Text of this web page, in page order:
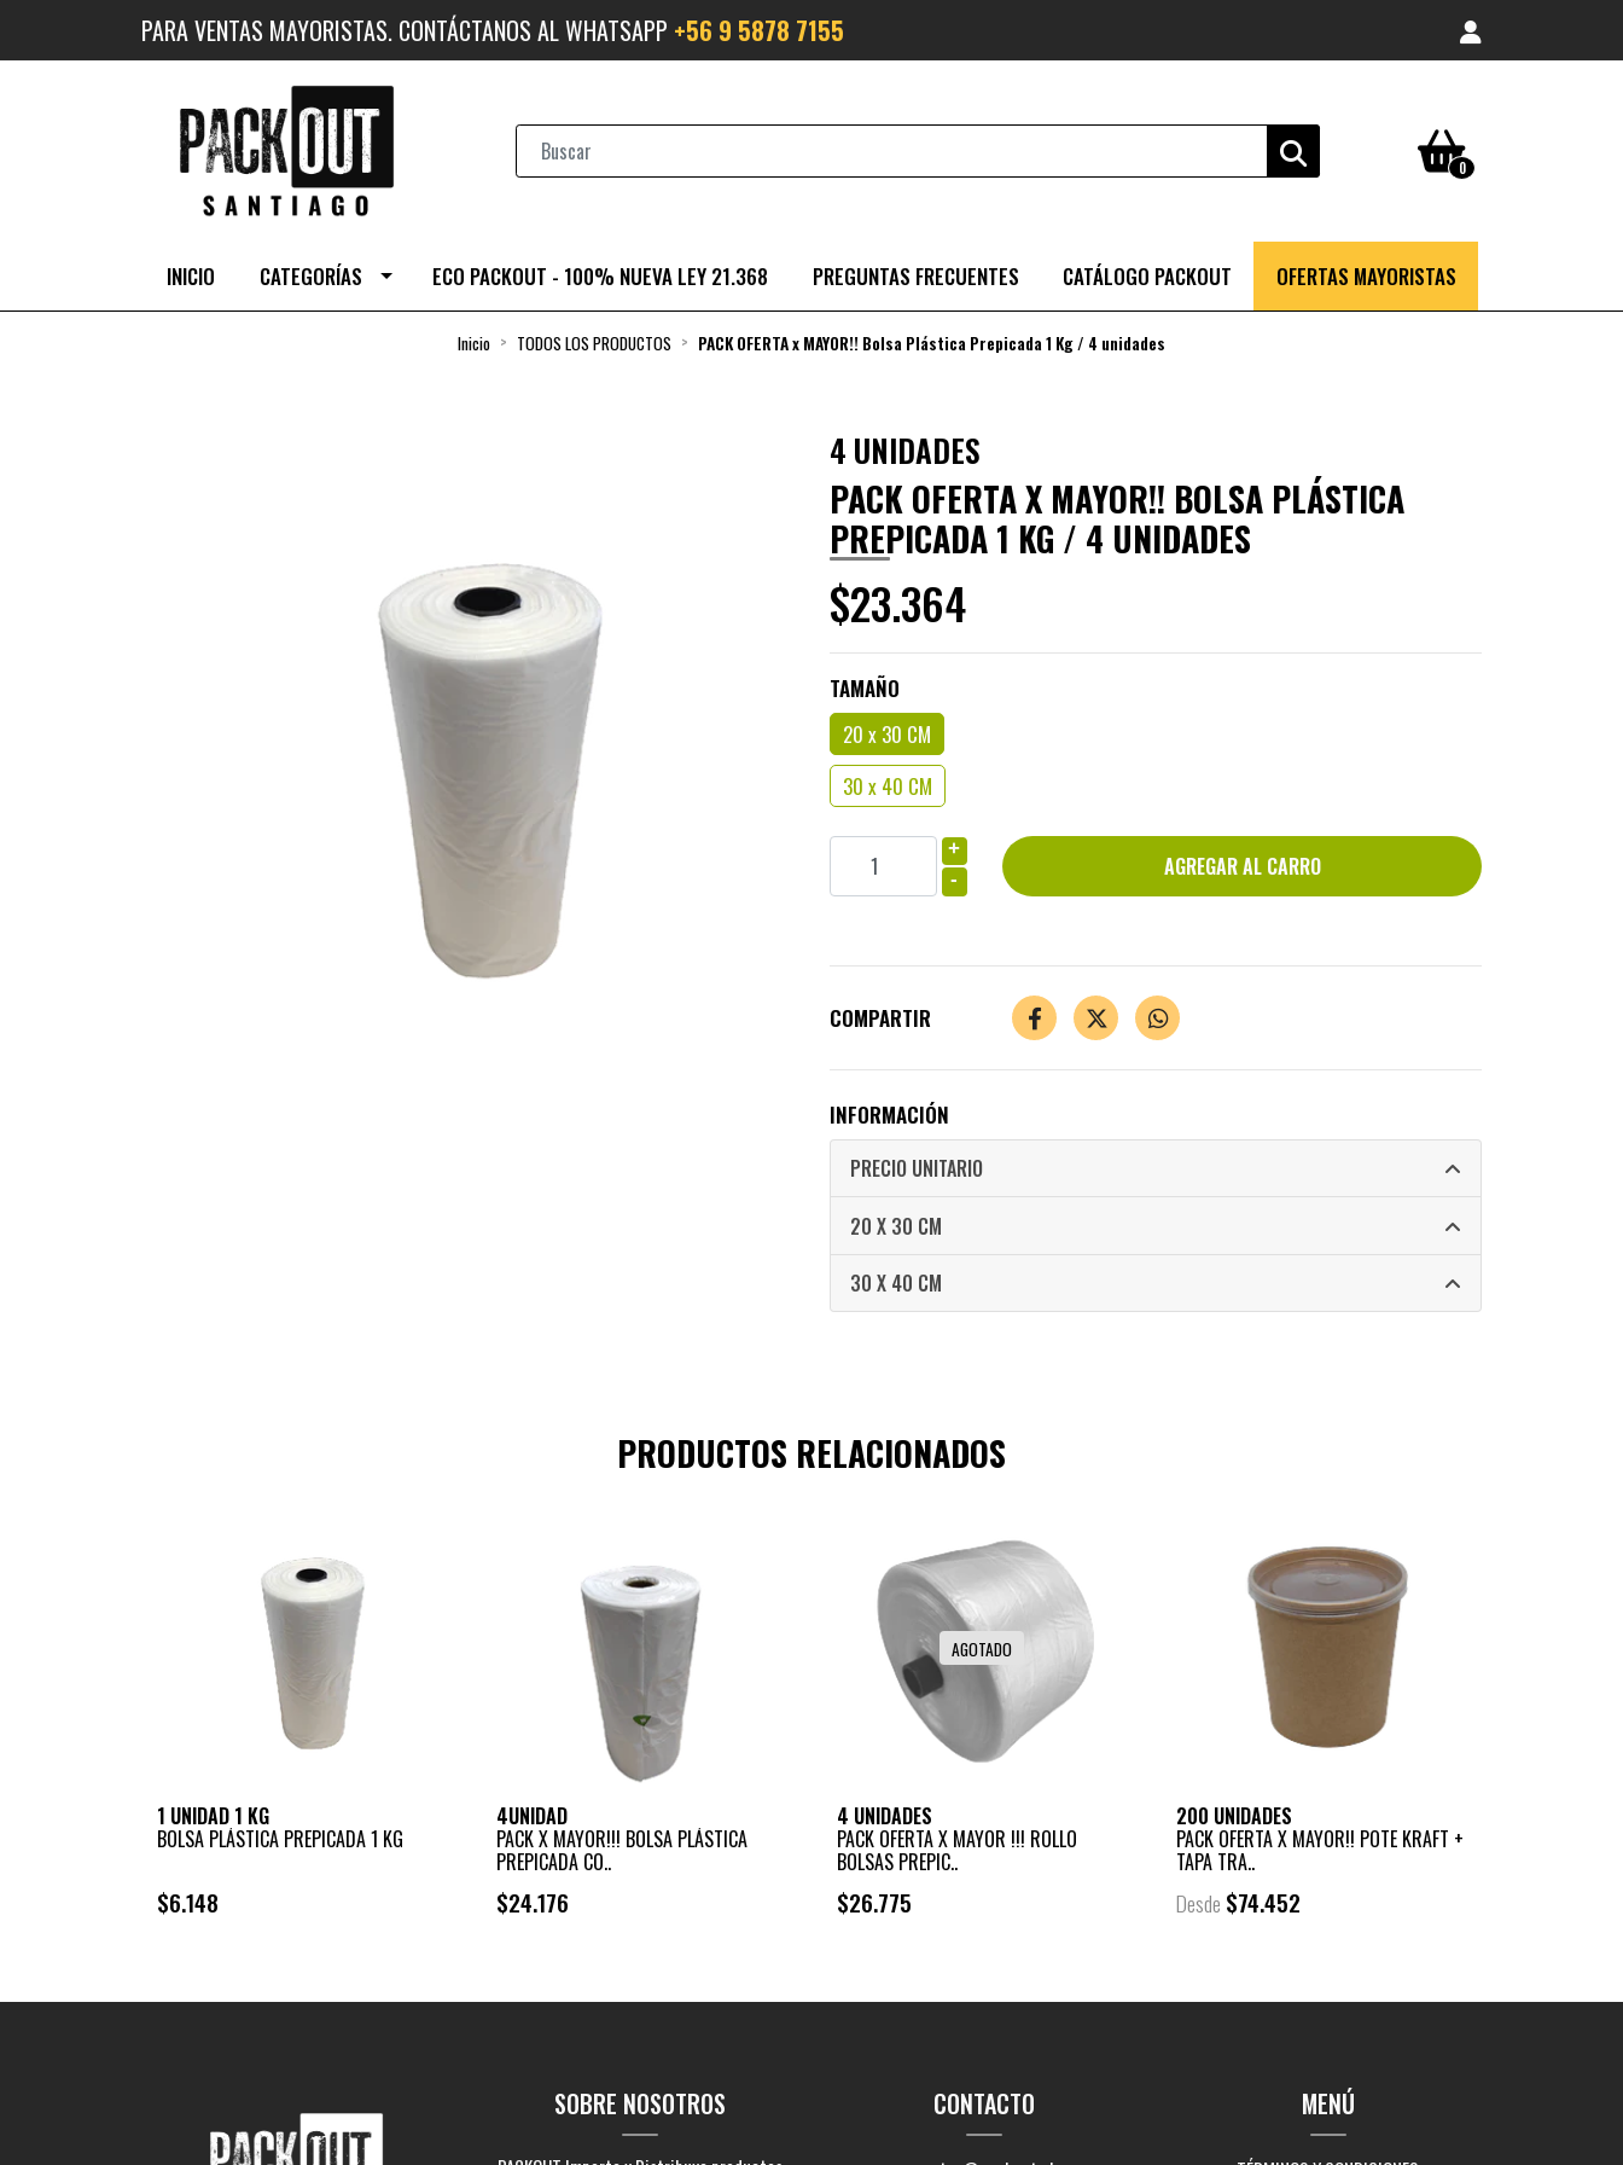
PARA VENTAS MAYORISTAS. CONTÁCTANOS AL WHATSAPP +56 9 5878 7155
0
INICIO CATEGORÍAS ECO PACKOUT - 100% NUEVA LEY 21.368 PREGUNTAS FRECUENTES CATÁLOGO PACKOUT OFERTAS MAYORISTAS
Inicio TODOS LOS PRODUCTOS PACK OFERTA x MAYOR!! Bolsa Plástica Prepicada 1 Kg / 4 unidades
4 UNIDADES
PACK OFERTA X MAYOR!! BOLSA PLÁSTICA
PREPICADA 1 KG / 4 UNIDADES
$23.364
TAMAÑO
20 x 30 CM
30 x 40 CM
+
-
COMPARTIR
INFORMACIÓN
PRECIO UNITARIO
20 X 30 CM
30 X 40 CM
PRODUCTOS RELACIONADOS
1 UNIDAD 1 KG
BOLSA PLÁSTICA PREPICADA 1 KG
$6.148
4UNIDAD
PACK X MAYOR!!! BOLSA PLÁSTICA
PREPICADA CO..
$24.176
AGOTADO
4 UNIDADES
PACK OFERTA X MAYOR !!! ROLLO
BOLSAS PREPIC..
$26.775
200 UNIDADES
PACK OFERTA X MAYOR!! POTE KRAFT +
TAPA TRA..
Desde $74.452
SOBRE NOSOTROS CONTACTO MENÚ